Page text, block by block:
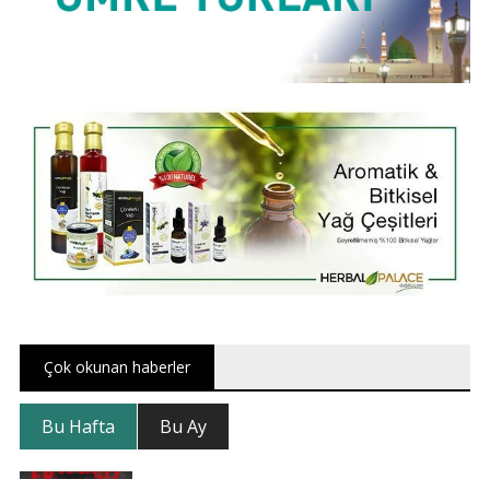
Çok okunan haberler
Bu Hafta Bu Ay